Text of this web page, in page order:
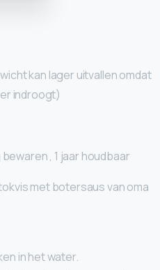
kan lager uitvallen omdat
indroogt)
, 1 jaar houdbaar
met botersaus van oma
in het water.